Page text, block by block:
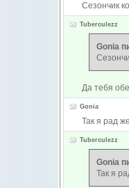
Сезончик
Tuberculezz
Gonia
Да тебя
Gonia
Так я рад
Tuberculezz
Gonia
Так я